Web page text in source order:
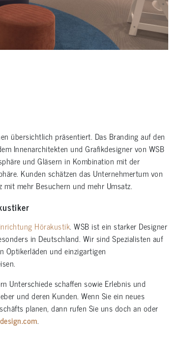
übersichtlich präsentiert. Das Branding auf den
Innenarchitekten und Grafikdesigner von WSB
und Gläsern in Kombination mit der
Kunden schätzen das Unternehmertum von
mehr Besuchern und mehr Umsatz.
Hörakustik. WSB ist ein starker Designer
in Deutschland. Wir sind Spezialisten auf
Optikerläden und einzigartigen
Unterschiede schaffen sowie Erlebnis und
und deren Kunden. Wenn Sie ein neues
planen, dann rufen Sie uns doch an oder
.